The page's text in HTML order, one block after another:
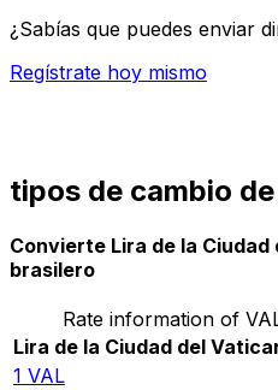
¿Sabías que puedes enviar
Regístrate hoy mismo
tipos de cambio
Convierte Lira de la Ciudad
brasilero
Rate information of
Lira de la Ciudad del
1 VAL